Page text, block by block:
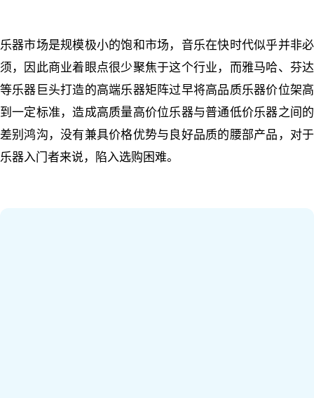
乐器市场是规模极小的饱和市场，音乐在快时代似乎并非必
须，因此商业着眼点很少聚焦于这个行业，而雅马哈、芬达
等乐器巨头打造的高端乐器矩阵过早将高品质乐器价位架高
到一定标准，造成高质量高价位乐器与普通低价乐器之间的
差别鸿沟，没有兼具价格优势与良好品质的腰部产品，对于
乐器入门者来说，陷入选购困难。